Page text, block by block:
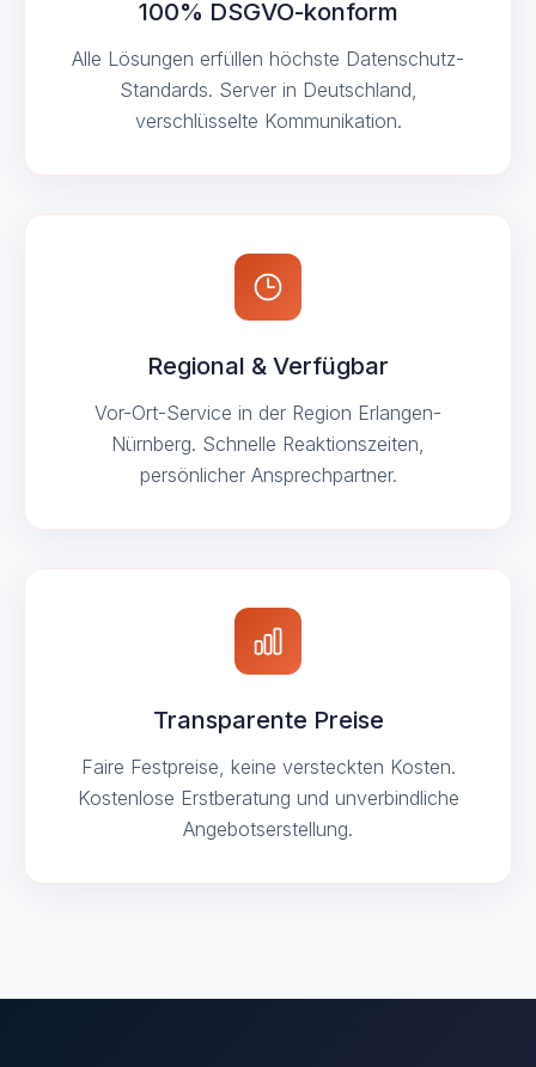
100% DSGVO-konform
Alle Lösungen erfüllen höchste Datenschutz-
Standards. Server in Deutschland,
verschlüsselte Kommunikation.
Regional & Verfügbar
Vor-Ort-Service in der Region Erlangen-
Nürnberg. Schnelle Reaktionszeiten,
persönlicher Ansprechpartner.
Transparente Preise
Faire Festpreise, keine versteckten Kosten.
Kostenlose Erstberatung und unverbindliche
Angebotserstellung.